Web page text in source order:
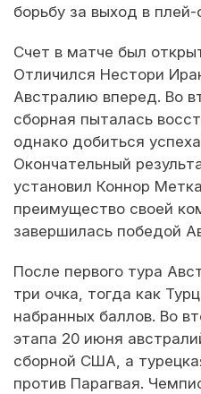
борьбу за выход в плей-
Счет в матче был
Отличился Нестори
Австралию вперед. Во
сборная пыталась
однако добиться
Окончательный
установил Коннор
преимущество своей
завершилась победой
После первого тура
три очка, тогда как
набранных баллов. Во
этапа 20 июня
сборной США, а
против Парагвая.